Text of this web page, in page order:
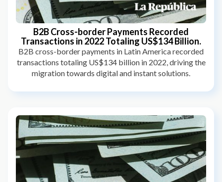
B2B Cross-border Payments Recorded
Transactions in 2022 Totaling US$134 Billion.
B2B cross-border payments in Latin America recorded
transactions totaling US$134 billion in 2022, driving the
migration towards digital and instant solutions.